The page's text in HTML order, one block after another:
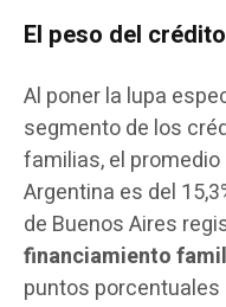
El peso del
Al poner la lupa
segmento de los
familias, el
Argentina es del
de Buenos Aires
financiamiento
puntos